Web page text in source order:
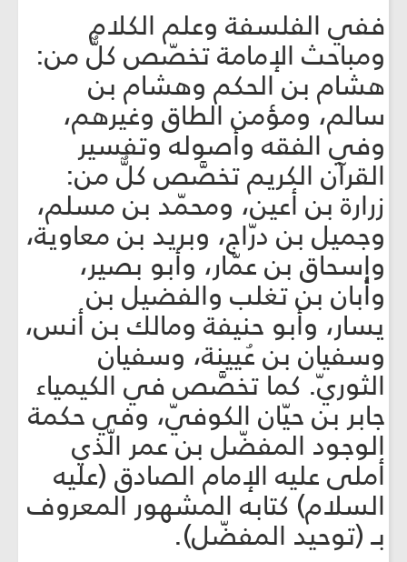
ففي الفلسفة وعلم الكلام
ومباحث الإمامة تخصّص كلٌّ من:
هشام بن الحكم وهشام بن
سالم، ومؤمن الطاق وغيرهم،
وفي الفقه وأصوله وتفسير
القرآن الكريم تخصَّص كلٌّ من:
زرارة بن أعين، ومحمّد بن مسلم،
وجميل بن درّاج، وبريد بن معاوية،
وإسحاق بن عمّار، وأبو بصير،
وأبان بن تغلب والفضيل بن
يسار، وأبو حنيفة ومالك بن أنس،
وسفيان بن عُيينة، وسفيان
الثوريّ. كما تخصَّص في الكيمياء
جابر بن حيّان الكوفيّ، وفي حكمة
الوجود المفضّل بن عمر الّذي
أملى عليه الإمام الصادق (عليه
السلام) كتابه المشهور المعروف
بـ (توحيد المفضّل).